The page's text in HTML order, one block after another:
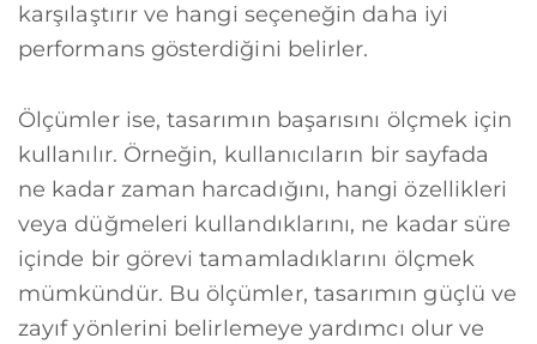
karşılaştırır ve hangi seçeneğin daha iyi
performans gösterdiğini belirler.
Ölçümler ise, tasarımın başarısını ölçmek için
kullanılır. Örneğin, kullanıcıların bir sayfada
ne kadar zaman harcadığını, hangi özellikleri
veya düğmeleri kullandıklarını, ne kadar süre
içinde bir görevi tamamladıklarını ölçmek
mümkündür. Bu ölçümler, tasarımın güçlü ve
zayıf yönlerini belirlemeye yardımcı olur ve